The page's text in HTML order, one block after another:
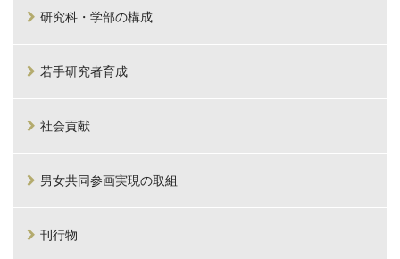
研究科・学部の構成
若手研究者育成
社会貢献
男女共同参画実現の取組
刊行物